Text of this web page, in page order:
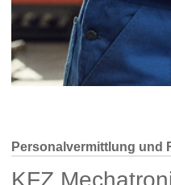
Personalvermittlung und
KFZ